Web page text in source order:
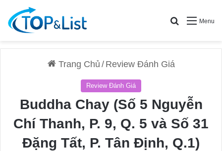
Menu
Search for
Trang Chủ / Review Đánh Giá
Review Đánh Giá
Buddha Chay (Số 5 Nguyễn
Chí Thanh, P. 9, Q. 5 và Số 31
Đặng Tất, P. Tân Định, Q.1)